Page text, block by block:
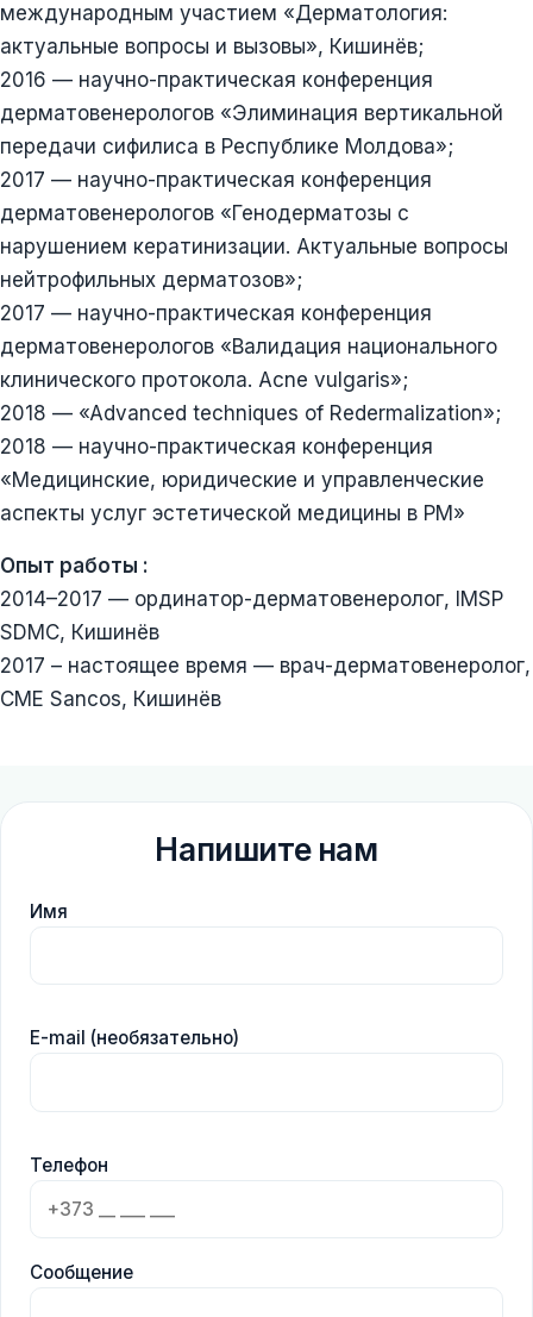
международным участием «Дерматология:
актуальные вопросы и вызовы», Кишинёв;
2016 — научно-практическая конференция
дерматовенерологов «Элиминация вертикальной
передачи сифилиса в Республике Молдова»;
2017 — научно-практическая конференция
дерматовенерологов «Генодерматозы с
нарушением кератинизации. Актуальные вопросы
нейтрофильных дерматозов»;
2017 — научно-практическая конференция
дерматовенерологов «Валидация национального
клинического протокола. Acne vulgaris»;
2018 — «Advanced techniques of Redermalization»;
2018 — научно-практическая конференция
«Медицинские, юридические и управленческие
аспекты услуг эстетической медицины в РМ»
Опыт работы :
2014–2017 — ординатор-дерматовенеролог, IMSP
SDMC, Кишинёв
2017 – настоящее время — врач-дерматовенеролог,
CME Sancos, Кишинёв
Напишите нам
Имя
E-mail (необязательно)
Телефон
Сообщение